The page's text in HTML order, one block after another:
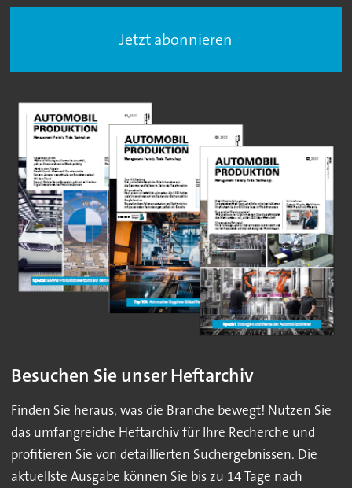
Jetzt abonnieren
Besuchen Sie unser Heftarchiv
Finden Sie heraus, was die Branche bewegt! Nutzen Sie
das umfangreiche Heftarchiv für Ihre Recherche und
profitieren Sie von detaillierten Suchergebnissen. Die
aktuellste Ausgabe können Sie bis zu 14 Tage nach